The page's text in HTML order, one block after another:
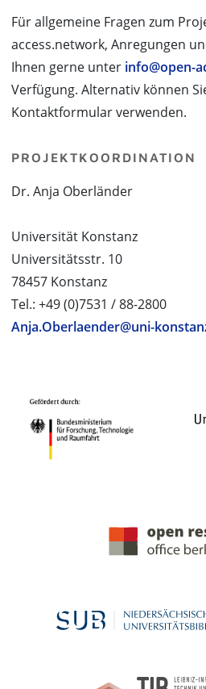
Für allgemeine Fragen zum
access.network, Anregungen
Ihnen gerne unter info@open-
Verfügung. Alternativ können
Kontaktformular verwenden.
PROJEKTKOORDINATION
Dr. Anja Oberländer
Universität Konstanz
Universitätsstr. 10
78457 Konstanz
Tel.: +49 (0)7531 / 88-2800
Anja.Oberlaender@uni-